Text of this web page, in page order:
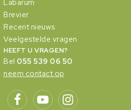
Labarum
Brevier
Recent nieuws
Veelgestelde vragen
HEEFT U VRAGEN?
Bel 055 539 06 50
neem contact op